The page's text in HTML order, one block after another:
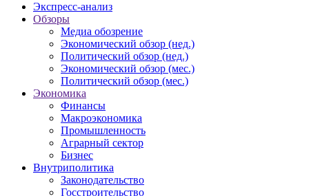
Экспресс-анализ
Обзоры
Медиа обозрение
Экономический обзор (нед.)
Политический обзор (нед.)
Экономический обзор (мес.)
Политический обзор (мес.)
Экономика
Финансы
Макроэкономика
Промышленность
Аграрный сектор
Бизнес
Внутриполитика
Законодательство
Госстроительство